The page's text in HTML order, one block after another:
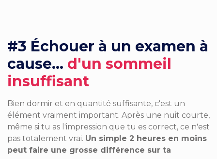
#3 Échouer à un examen à
cause... d'un sommeil
insuffisant
Bien dormir et en quantité suffisante, c'est un
élément vraiment important. Après une nuit courte,
même si tu as l'impression que tu es correct, ce n'est
pas totalement vrai. Un simple 2 heures en moins
peut faire une grosse différence sur ta